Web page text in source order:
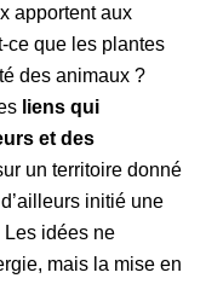
apportent aux
ce que les plantes
des animaux ?
liens qui
et des
un territoire donné
initié une
idées ne
mais la mise en